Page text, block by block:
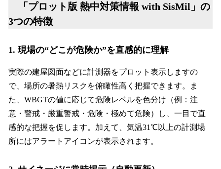
「プロット版 熱中対策情報 with SisMil」の
3つの特徴
1. 現場の“どこが危険か”を直感的に理解
実際の建屋図面などに計測器をプロット表示しますの
で、場所の暑熱リスクを俯瞰性高く把握できます。ま
た、WBGTの値に応じて危険レベルを色分け（例：注
意・警戒・厳重警戒・危険・極めて危険）し、一目で直
感的な把握を促します。加えて、気温31℃以上の計測場
所にはアラートアイコンが表示されます。